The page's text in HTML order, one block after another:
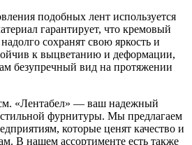
подобных лент используется
гарантирует, что кремовый
сохранят свою яркость и
к выцветанию и деформации,
безупречный вид на протяжении
«Лентабел» — ваш надежный
фурнитуры. Мы предлагаем
которые ценят качество и
В нашем ассортименте есть также